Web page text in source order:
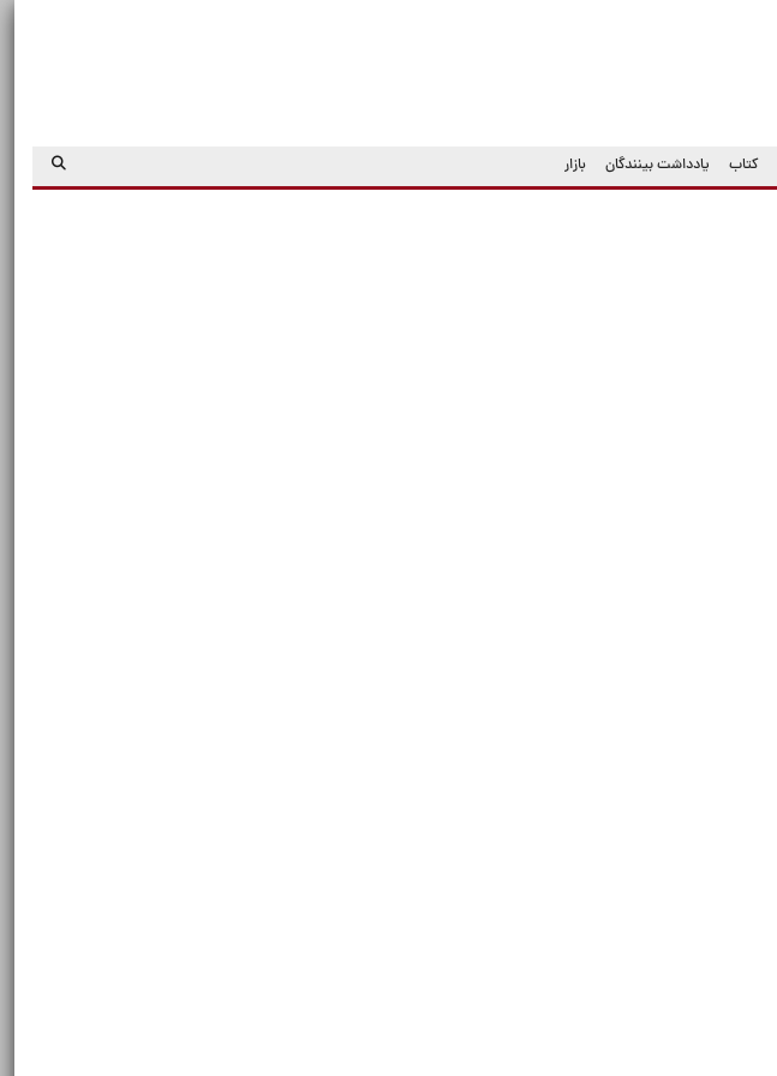
کتاب یادداشت بینندگان بازار